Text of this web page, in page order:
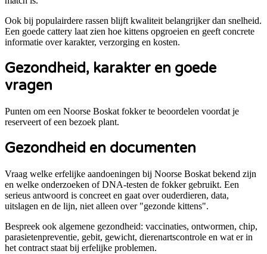
Ook bij populairdere rassen blijft kwaliteit belangrijker dan snelheid.
Een goede cattery laat zien hoe kittens opgroeien en geeft concrete
informatie over karakter, verzorging en kosten.
Gezondheid, karakter en goede
vragen
Punten om een Noorse Boskat fokker te beoordelen voordat je
reserveert of een bezoek plant.
Gezondheid en documenten
Vraag welke erfelijke aandoeningen bij Noorse Boskat bekend zijn
en welke onderzoeken of DNA-testen de fokker gebruikt. Een
serieus antwoord is concreet en gaat over ouderdieren, data,
uitslagen en de lijn, niet alleen over "gezonde kittens".
Bespreek ook algemene gezondheid: vaccinaties, ontwormen, chip,
parasietenpreventie, gebit, gewicht, dierenartscontrole en wat er in
het contract staat bij erfelijke problemen.